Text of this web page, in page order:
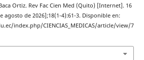
Ortiz. Rev Fac Cien Med (Quito) [Internet]. 16
agosto de 2026];18(1-4):61-3. Disponible en:
index.php/CIENCIAS_MEDICAS/article/view/7